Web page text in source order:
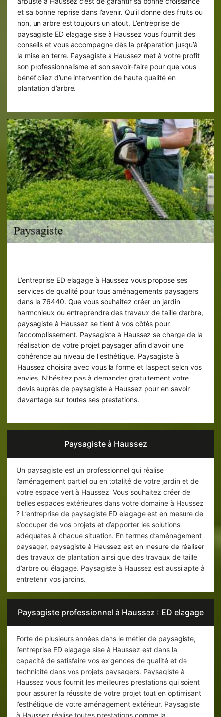
et sa bonne reprise dans l’avenir. Qu’il donne des fruits ou
non, un arbre est toujours un atout. L’entreprise de
paysagiste ED elagage sise à Haussez vous fournit des
conseils et vous accompagne dès la préparation jusqu’à
la mise en terre. Paysagiste à Haussez met à votre profit
son professionnalisme et son savoir-faire pour que vous
bénéficiiez d’une intervention de haute qualité en
plantation d’arbre.
L’entreprise ED elagage à Haussez vous propose ses
services de qualité pour tous aménagements paysagers
dans le 76440. Que vous souhaitez créer un jardin
harmonieux ou entreprendre des travaux de taille d’arbre,
paysagiste à Haussez se tient à vos côtés pour
l’accomplissement. Paysagiste à Haussez se charge de la
réalisation de votre projet paysager afin d'avoir une
cohérence au niveau de l'esthétique. Paysagiste à
Haussez choisira avec vous la forme et l’aspect selon vos
envies. N’hésitez pas à demander gratuitement votre
devis auprès de paysagiste à Haussez pour en savoir
davantage sur toutes ses prestations.
Paysagiste à Haussez
Un paysagiste est un professionnel qui réalise
l’aménagement partiel ou en totalité de votre jardin et de
votre espace vert à Haussez. Vous souhaitez créer de
belles espaces extérieures dans votre domaine à Haussez
? L’entreprise de paysagiste ED elagage est en mesure de
s’occuper de vos projets et d’apporter les solutions
adéquates à chaque situation. En termes d’aménagement
paysager, paysagiste à Haussez est en mesure de réaliser
des travaux de plantation ainsi que des travaux de taille
d’arbre ou élagage. Paysagiste à Haussez est aussi apte à
entretenir vos jardins.
Paysagiste professionnel à Haussez : ED elagage
Forte de plusieurs années dans le métier de paysagiste,
l’entreprise ED elagage sise à Haussez est dans la
capacité de satisfaire vos exigences de qualité et de
technicité dans vos projets paysagers. Paysagiste à
Haussez vous fournit les meilleures prestations qui soient
pour assurer la réussite de votre projet tout en optimisant
l’esthétique de votre aménagement extérieur. Paysagiste
à Haussez réalise toutes prestations comme la